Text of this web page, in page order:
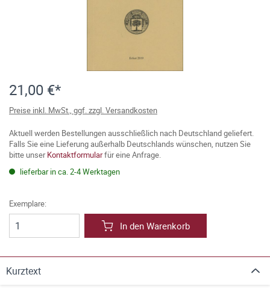
21,00 €*
Preise inkl. MwSt., ggf. zzgl. Versandkosten
Aktuell werden Bestellungen ausschließlich nach Deutschland geliefert.
Falls Sie eine Lieferung außerhalb Deutschlands wünschen, nutzen Sie
bitte unserKontaktformularfür eine Anfrage.
lieferbar in ca. 2-4 Werktagen
Exemplare:
In den Warenkorb
Kurztext